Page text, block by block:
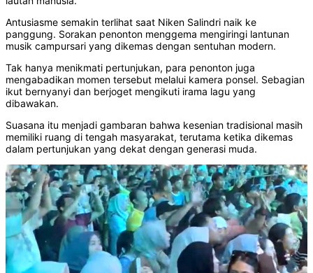
Antusiasme semakin terlihat saat Niken Salindri naik ke
panggung. Sorakan penonton menggema mengiringi lantunan
musik campursari yang dikemas dengan sentuhan modern.
Tak hanya menikmati pertunjukan, para penonton juga
mengabadikan momen tersebut melalui kamera ponsel. Sebagian
ikut bernyanyi dan berjoget mengikuti irama lagu yang
dibawakan.
Suasana itu menjadi gambaran bahwa kesenian tradisional masih
memiliki ruang di tengah masyarakat, terutama ketika dikemas
dalam pertunjukan yang dekat dengan generasi muda.